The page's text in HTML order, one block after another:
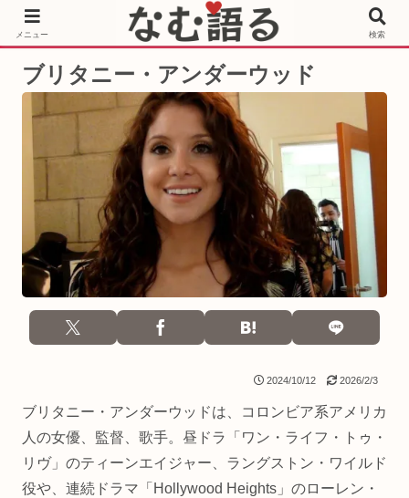
［PR］Prime Video もっと観るならサブスクリプション
ブリタニー・アンダーウッド
2024/10/12 2026/2/3
ブリタニー・アンダーウッドは、コロンビア系アメリカ
人の女優、監督、歌手。昼ドラ「ワン・ライフ・トゥ・
リヴ」のティーンエイジャー、ラングストン・ワイルド
役や、連続ドラマ「Hollywood Heights」のローレン・
メニュー 検索